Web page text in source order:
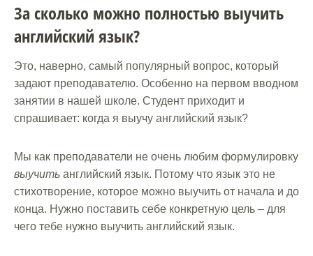
За сколько можно полностью выучить
английский язык?
Это, наверно, самый популярный вопрос, который
задают преподавателю. Особенно на первом вводном
занятии в нашей школе. Студент приходит и
спрашивает: когда я выучу английский язык?
Мы как преподаватели не очень любим формулировку
выучить английский язык. Потому что язык это не
стихотворение, которое можно выучить от начала и до
конца. Нужно поставить себе конкретную цель – для
чего тебе нужно выучить английский язык.